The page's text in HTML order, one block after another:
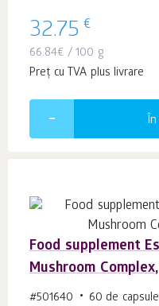
32.75 €
66.84€ / 100 g
Preț cu TVA plus livrare
În
Food supplement
Mushroom
#501640 60 de capsule